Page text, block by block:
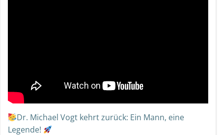
Dr. Michael Vogt kehrt zurück: Ein Mann, eine
Legende!